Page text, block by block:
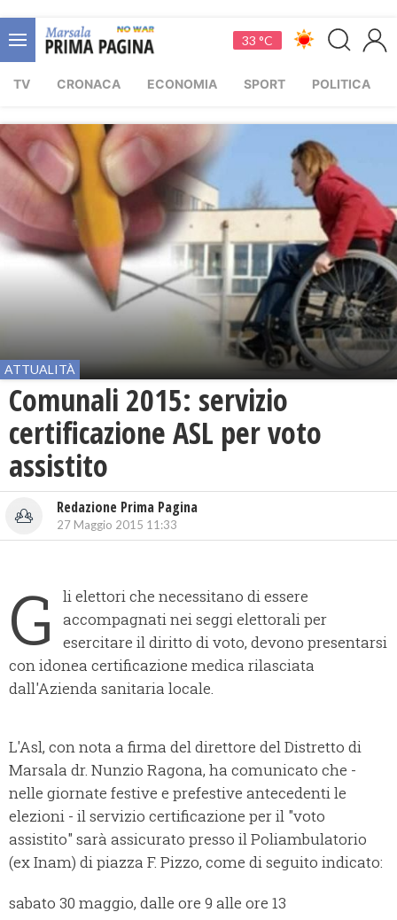
33 °C
TV CRONACA ECONOMIA SPORT POLITICA
ATTUALITÀ
Comunali 2015: servizio
certificazione ASL per voto
assistito
Redazione Prima Pagina
27 Maggio 2015 11:33
G
li elettori che necessitano di essere
accompagnati nei seggi elettorali per
esercitare il diritto di voto, devono presentarsi
con idonea certificazione medica rilasciata
dall'Azienda sanitaria locale.
L'Asl, con nota a firma del direttore del Distretto di
Marsala dr. Nunzio Ragona, ha comunicato che -
nelle giornate festive e prefestive antecedenti le
elezioni - il servizio certificazione per il "voto
assistito" sarà assicurato presso il Poliambulatorio
(ex Inam) di piazza F. Pizzo, come di seguito indicato:
sabato 30 maggio, dalle ore 9 alle ore 13